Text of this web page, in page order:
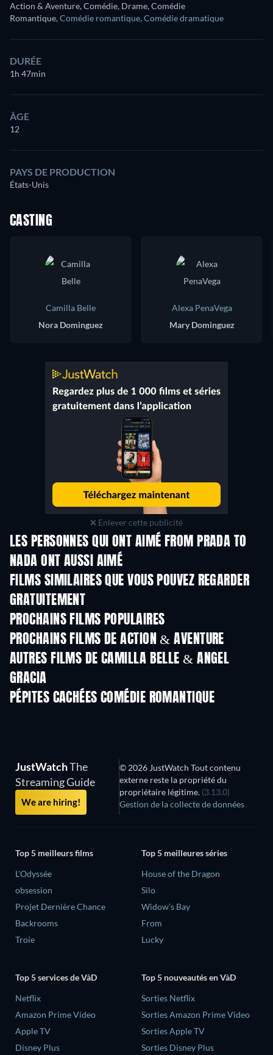
Action & Aventure, Comédie, Drame, Comédie
Romantique,Comédie romantique,Comédie dramatique
DURÉE
1h 47min
ÂGE
12
PAYS DE PRODUCTION
États-Unis
CASTING
Camilla Belle
Nora Dominguez
Alexa PenaVega
Mary Dominguez
Enlever cette publicité
LES PERSONNES QUI ONT AIMÉ FROM PRADA TO
NADA ONT AUSSI AIMÉ
FILMS SIMILAIRES QUE VOUS POUVEZ REGARDER
GRATUITEMENT
PROCHAINS FILMS POPULAIRES
PROCHAINS FILMS DE ACTION & AVENTURE
AUTRES FILMS DE CAMILLA BELLE & ANGEL
GRACIA
PÉPITES CACHÉES COMÉDIE ROMANTIQUE
JustWatchThe
Streaming Guide
We are hiring!
© 2026 JustWatch Tout contenu
externe reste la propriété du
propriétaire légitime. (3.13.0)
Gestion de la collecte de données
Top 5 meilleurs films
L'Odyssée
obsession
Projet Dernière Chance
Backrooms
Troie
Top 5 meilleures séries
House of the Dragon
Silo
Widow’s Bay
From
Lucky
Top 5 services de VàD
Netflix
Amazon Prime Video
Apple TV
Disney Plus
Top 5 nouveautés en VàD
Sorties Netflix
Sorties Amazon Prime Video
Sorties Apple TV
Sorties Disney Plus